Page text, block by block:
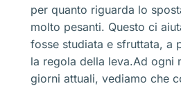
per quanto riguarda lo
molto pesanti. Questo ci
fosse studiata e sfruttata, a
la regola della leva.Ad ogni
giorni attuali, vediamo che